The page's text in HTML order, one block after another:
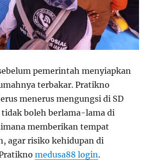
pemerintah menyiapkan
terbakar. Pratikno
menerus mengungsi di SD
boleh berlama-lama di
memberikan tempat
agar risiko kehidupan di
medusa88 login.